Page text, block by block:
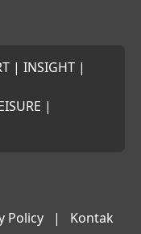
| INSIGHT |
|
Policy | Kontak